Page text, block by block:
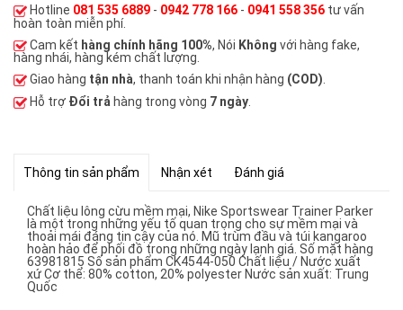
Hotline 081 535 6889 - 0942 778 166 - 0941 558 356 tư vấn
hoàn toàn miễn phí.
Cam kết hàng chính hãng 100%, Nói Không với hàng fake,
hàng nhái, hàng kém chất lượng.
Giao hàng tận nhà, thanh toán khi nhận hàng (COD).
Hỗ trợ Đổi trả hàng trong vòng 7 ngày
Thông tin sản phẩm Nhận xét Đánh giá
Chất liệu lông cừu mềm mại, Nike Sportswear Trainer Parker
là một trong những yếu tố quan trọng cho sự mềm mại và
thoải mái đáng tin cậy của nó. Mũ trùm đầu và túi kangaroo
hoàn hảo để phối đồ trong những ngày lạnh giá. Số mặt hàng
63981815 Số sản phẩm CK4544-050 Chất liệu / Nước xuất
xứ Cơ thể: 80% cotton, 20% polyester Nước sản xuất: Trung
Quốc